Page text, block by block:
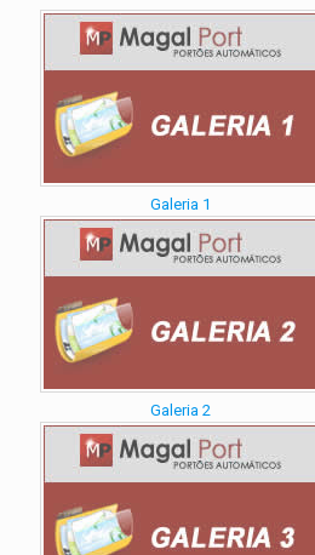
Galeria 1
Galeria 2